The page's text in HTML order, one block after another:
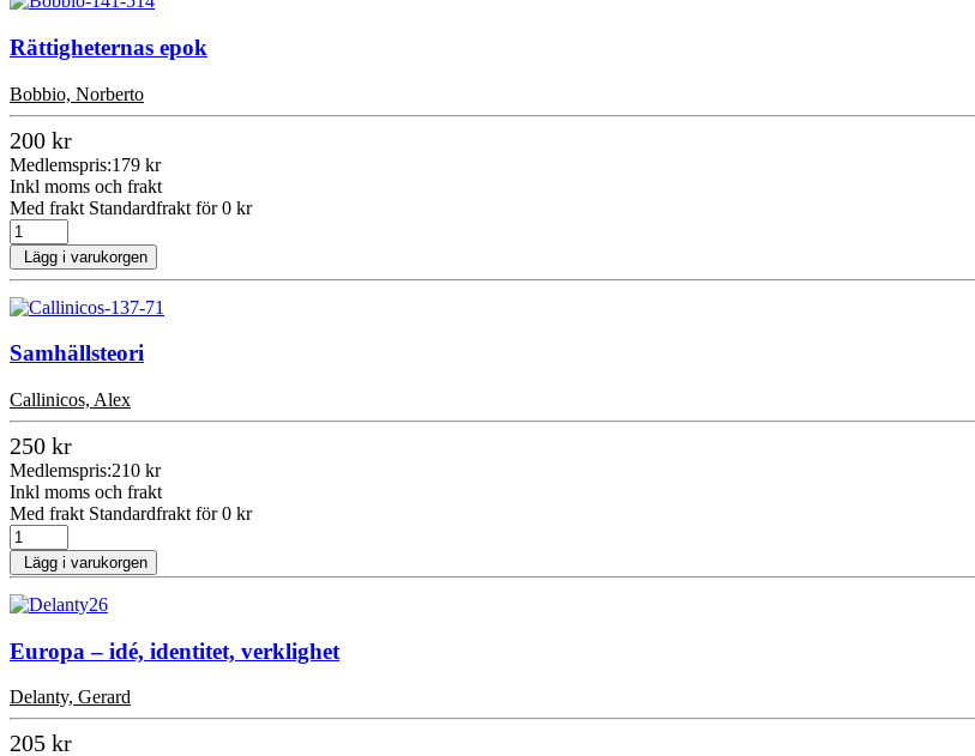
Rättigheternas epok
Bobbio, Norberto
200 kr
Medlemspris:179 kr
Inkl moms och frakt
Med frakt Standardfrakt för 0 kr
Lägg i varukorgen
Samhällsteori
Callinicos, Alex
250 kr
Medlemspris:210 kr
Inkl moms och frakt
Med frakt Standardfrakt för 0 kr
Lägg i varukorgen
Europa – idé, identitet, verklighet
Delanty, Gerard
205 kr